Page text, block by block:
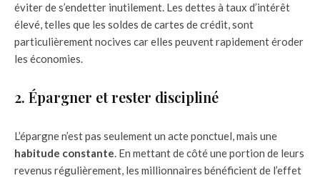
éviter de s’endetter inutilement. Les dettes à taux d’intérêt
élevé, telles que les soldes de cartes de crédit, sont
particulièrement nocives car elles peuvent rapidement éroder
les économies.
2. Épargner et rester discipliné
L’épargne n’est pas seulement un acte ponctuel, mais une
habitude constante. En mettant de côté une portion de leurs
revenus régulièrement, les millionnaires bénéficient de l’effet